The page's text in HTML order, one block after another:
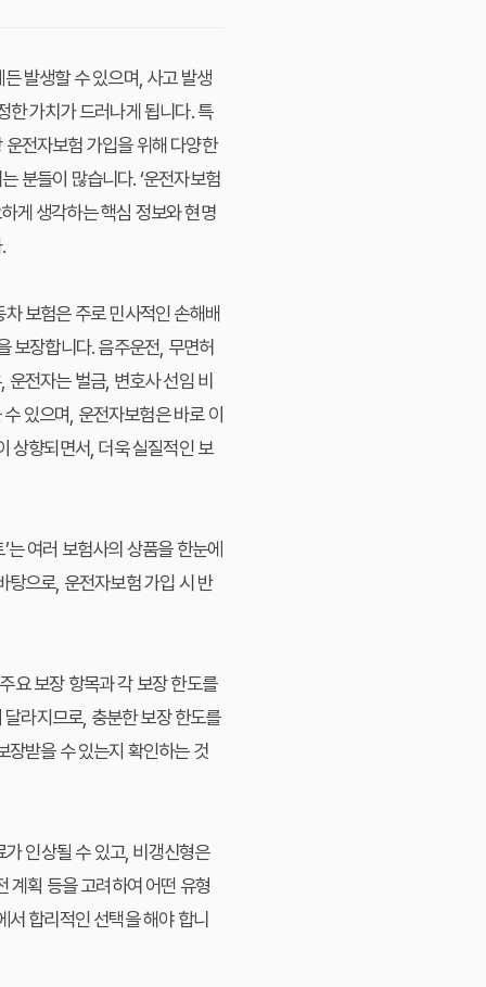
발생할 수 있으며, 사고 발생
한 가치가 드러나게 됩니다. 특
전자보험 가입을 위해 다양한
분들이 많습니다. ‘운전자보험
게 생각하는 핵심 정보와 현명
보험은 주로 민사적인 손해배
보장합니다. 음주운전, 무면허
전자는 벌금, 변호사 선임 비
있으며, 운전자보험은 바로 이
상향되면서, 더욱 실질적인 보
여러 보험사의 상품을 한눈에
탕으로, 운전자보험 가입 시 반
요 보장 항목과 각 보장 한도를
라지므로, 충분한 보장 한도를
장받을 수 있는지 확인하는 것
인상될 수 있고, 비갱신형은
계획 등을 고려하여 어떤 유형
합리적인 선택을 해야 합니